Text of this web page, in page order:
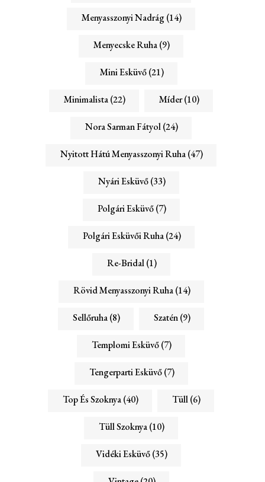
Menyasszonyi Nadrág(14)
Menyecske Ruha(9)
Mini Esküvő(21)
Minimalista(22) Míder(10)
Nora Sarman Fátyol(24)
Nyitott Hátú Menyasszonyi Ruha(47)
Nyári Esküvő(33)
Polgári Esküvő(7)
Polgári Esküvői Ruha(24)
Re-Bridal(1)
Rövid Menyasszonyi Ruha(14)
Sellőruha(8) Szatén(9)
Templomi Esküvő(7)
Tengerparti Esküvő(7)
Top És Szoknya(40) Tüll(6)
Tüll Szoknya(10)
Vidéki Esküvő(35)